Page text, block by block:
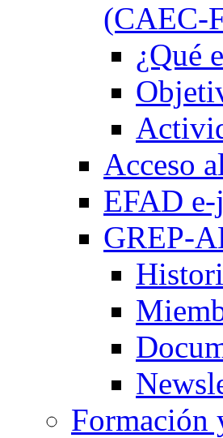
(CAEC-
¿Qué
Acceso
EFAD
GREP-
Formación